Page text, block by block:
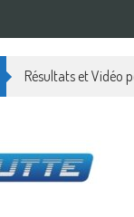
Résultats et Vidéo